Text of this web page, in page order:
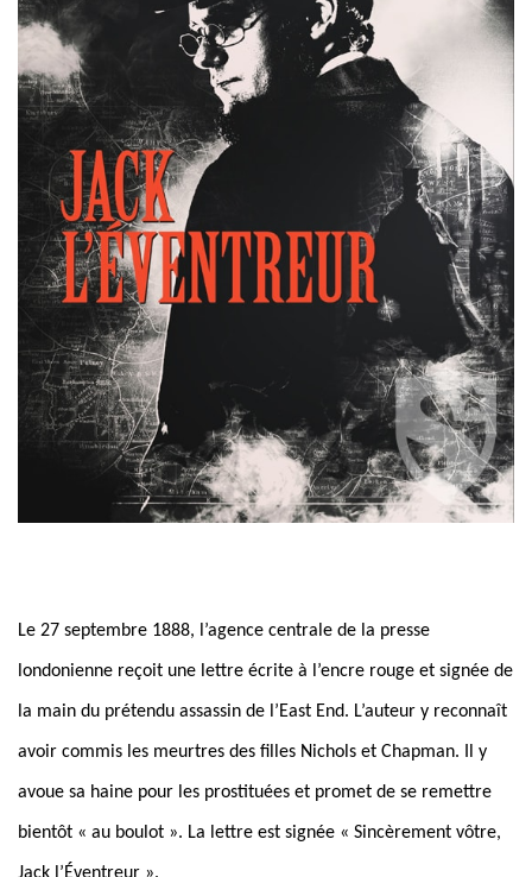
Le 27 septembre 1888, l’agence centrale de la presse
londonienne reçoit une lettre écrite à l’encre rouge et signée de
la main du prétendu assassin de l’East End. L’auteur y reconnaît
avoir commis les meurtres des filles Nichols et Chapman. Il y
avoue sa haine pour les prostituées et promet de se remettre
bientôt « au boulot ». La lettre est signée « Sincèrement vôtre,